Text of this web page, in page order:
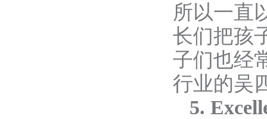
所以一直
长们把孩
子们也经
行业的吴
5.